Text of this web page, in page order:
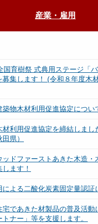
産業・雇用
国育樹祭 式典用ステージ「
募集します！ (令和８年度木
築物木材利用促進協定につい
材利用促進協定を締結しまし
県）
ッドファーストあきた木造・
ます！
による二酸化炭素固定量認証
宅であきた材製品の普及活動
トナー」等を支援します。